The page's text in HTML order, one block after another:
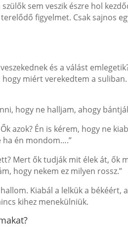
sem veszik észre hol
figyelmet. Csak sajnos
és a válást
miért verekedtem a
hogy ne halljam, ahogy
azok? Én is kérem, hogy ne
ha én mondom….”
Mert ők tudják mit élek át, ők
hogy nekem ez milyen rossz.”
Kiabál a lelkük a békéért,
kihez menekülniük.